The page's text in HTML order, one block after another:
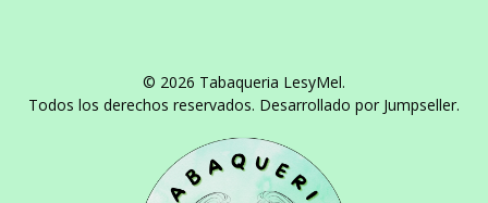
© 2026 Tabaqueria LesyMel.
Todos los derechos reservados. Desarrollado por Jumpseller.